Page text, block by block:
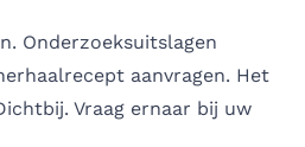
Onderzoeksuitslagen
aanvragen. Het
Vraag ernaar bij uw